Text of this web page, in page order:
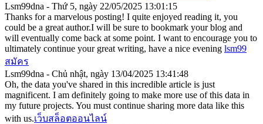
Lsm99dna - Thứ 5, ngày 22/05/2025 13:01:15
Thanks for a marvelous posting! I quite enjoyed reading it, you
could be a great author.I will be sure to bookmark your blog and
will eventually come back at some point. I want to encourage you to
ultimately continue your great writing, have a nice evening lsm99
สมัคร
Lsm99dna - Chủ nhật, ngày 13/04/2025 13:41:48
Oh, the data you've shared in this incredible article is just
magnificent. I am definitely going to make more use of this data in
my future projects. You must continue sharing more data like this
with us.เว็บสล็อตออนไลน์